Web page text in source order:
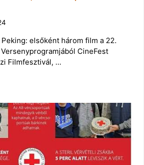
elsőként három film a 22.
CineFest
Filmfesztivál, …